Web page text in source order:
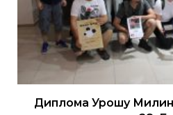
Диплома Урошу